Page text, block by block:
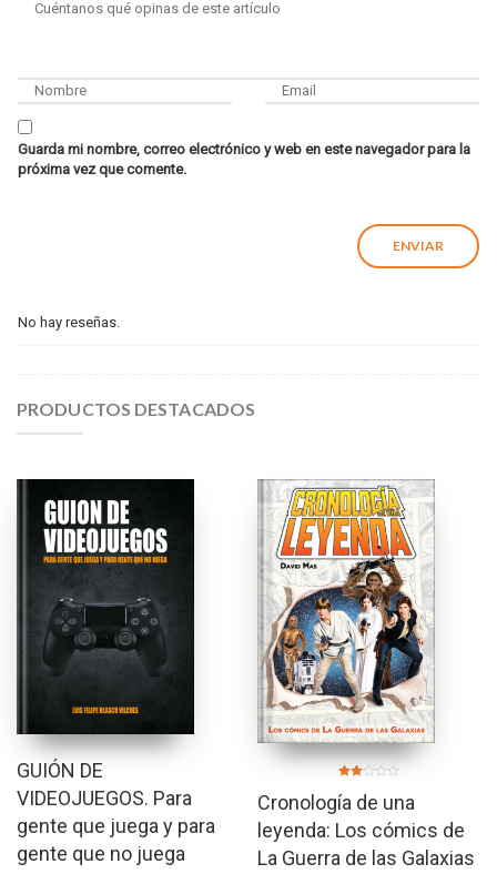
Guarda mi nombre, correo electrónico y web en este navegador para la
próxima vez que comente.
No hay reseñas.
PRODUCTOS DESTACADOS
GUIÓN DE
VIDEOJUEGOS. Para
gente que juega y para
gente que no juega
en
2.00
de 5
Cronología de una
leyenda: Los cómics de
La Guerra de las Galaxias